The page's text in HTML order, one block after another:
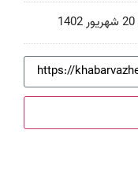
20 شهریور 1402